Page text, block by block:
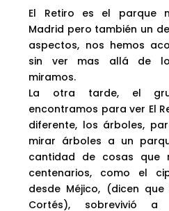
El Retiro es el parque
Madrid pero también un
aspectos, nos hemos
sin ver mas allá de lo
miramos.
La otra tarde, el
encontramos para ver El
diferente, los árboles,
mirar árboles a un
cantidad de cosas que
centenarios, como el
desde Méjico, (dicen
Cortés), sobrevivió